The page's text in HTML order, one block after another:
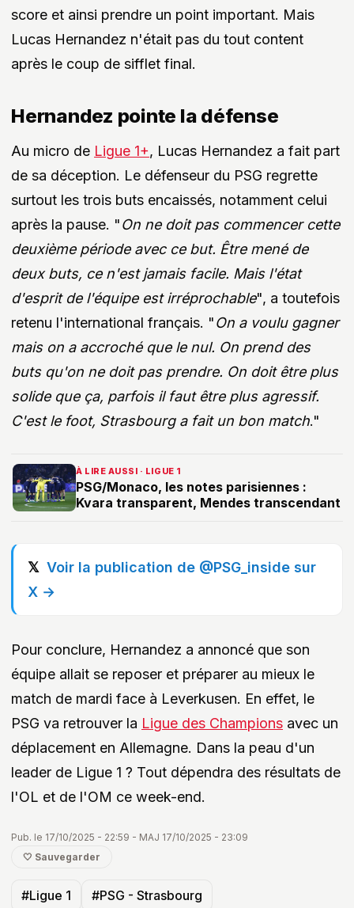
score et ainsi prendre un point important. Mais
Lucas Hernandez n'était pas du tout content
après le coup de sifflet final.
Hernandez pointe la défense
Au micro de Ligue 1+, Lucas Hernandez a fait part
de sa déception. Le défenseur du PSG regrette
surtout les trois buts encaissés, notamment celui
après la pause. "On ne doit pas commencer cette
deuxième période avec ce but. Être mené de
deux buts, ce n'est jamais facile. Mais l'état
d'esprit de l'équipe est irréprochable", a toutefois
retenu l'international français. "On a voulu gagner
mais on a accroché que le nul. On prend des
buts qu'on ne doit pas prendre. On doit être plus
solide que ça, parfois il faut être plus agressif.
C'est le foot, Strasbourg a fait un bon match."
À LIRE AUSSI · LIGUE 1
PSG/Monaco, les notes parisiennes :
Kvara transparent, Mendes transcendant
Voir la publication de @PSG_inside sur
X →
Pour conclure, Hernandez a annoncé que son
équipe allait se reposer et préparer au mieux le
match de mardi face à Leverkusen. En effet, le
PSG va retrouver la Ligue des Champions avec un
déplacement en Allemagne. Dans la peau d'un
leader de Ligue 1 ? Tout dépendra des résultats de
l'OL et de l'OM ce week-end.
Pub. le 17/10/2025 - 22:59 - MAJ 17/10/2025 - 23:09
🤍 Sauvegarder
#Ligue 1 #PSG - Strasbourg